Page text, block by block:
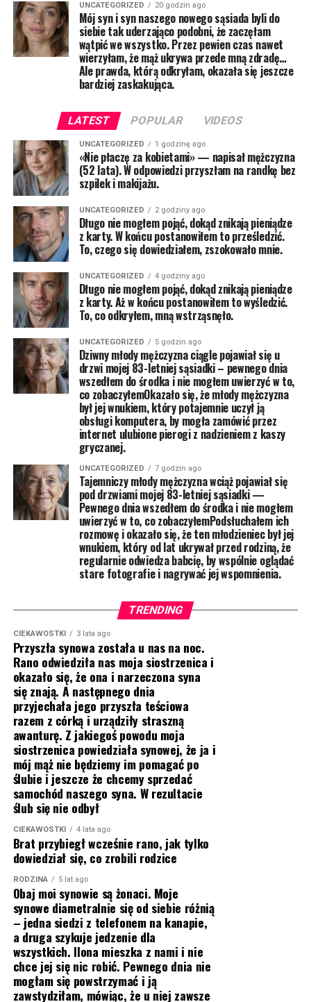
UNCATEGORIZED 20 godzin ago
Mój syn i syn naszego nowego sąsiada byli do
siebie tak uderzająco podobni, że zaczęłam
wątpić we wszystko. Przez pewien czas nawet
wierzyłam, że mąż ukrywa przede mną zdradę…
Ale prawda, którą odkryłam, okazała się jeszcze
bardziej zaskakująca.
LATEST POPULAR VIDEOS
UNCATEGORIZED 1 godzinę ago
«Nie płaczę za kobietami» — napisał mężczyzna
(52 lata). W odpowiedzi przyszłam na randkę bez
szpilek i makijażu.
UNCATEGORIZED 2 godziny ago
Długo nie mogłem pojąć, dokąd znikają pieniądze
z karty. W końcu postanowiłem to prześledzić.
To, czego się dowiedziałem, zszokowało mnie.
UNCATEGORIZED 4 godziny ago
Długo nie mogłem pojąć, dokąd znikają pieniądze
z karty. Aż w końcu postanowiłem to wyśledzić.
To, co odkryłem, mną wstrząsnęło.
UNCATEGORIZED 5 godzin ago
Dziwny młody mężczyzna ciągle pojawiał się u
drzwi mojej 83-letniej sąsiadki – pewnego dnia
wszedłem do środka i nie mogłem uwierzyć w to,
co zobaczyłemOkazało się, że młody mężczyzna
był jej wnukiem, który potajemnie uczył ją
obsługi komputera, by mogła zamówić przez
internet ulubione pierogi z nadzieniem z kaszy
gryczanej.
UNCATEGORIZED 7 godzin ago
Tajemniczy młody mężczyzna wciąż pojawiał się
pod drzwiami mojej 83-letniej sąsiadki —
Pewnego dnia wszedłem do środka i nie mogłem
uwierzyć w to, co zobaczyłemPodsłuchałem ich
rozmowę i okazało się, że ten młodzieniec był jej
wnukiem, który od lat ukrywał przed rodziną, że
regularnie odwiedza babcię, by wspólnie oglądać
stare fotografie i nagrywać jej wspomnienia.
TRENDING
CIEKAWOSTKI 3 lata ago
Przyszła synowa została u nas na noc.
Rano odwiedziła nas moja siostrzenica i
okazało się, że ona i narzeczona syna
się znają. A następnego dnia
przyjechała jego przyszła teściowa
razem z córką i urządziły straszną
awanturę. Z jakiegoś powodu moja
siostrzenica powiedziała synowej, że ja i
mój mąż nie będziemy im pomagać po
ślubie i jeszcze że chcemy sprzedać
samochód naszego syna. W rezultacie
ślub się nie odbył
CIEKAWOSTKI 4 lata ago
Brat przybiegł wcześnie rano, jak tylko
dowiedział się, co zrobili rodzice
RODZINA 5 lat ago
Obaj moi synowie są żonaci. Moje
synowe diametralnie się od siebie różnią
– jedna siedzi z telefonem na kanapie,
a druga szykuje jedzenie dla
wszystkich. Ilona mieszka z nami i nie
chce jej się nic robić. Pewnego dnia nie
mogłam się powstrzymać i ją
zawstydziłam, mówiąc, że u niej zawsze